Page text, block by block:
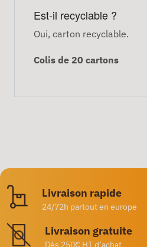
Est-il recyclable ?
Oui, carton recyclable.
Colis de 20 cartons
Livraison rapide
24/72h partout en europe
Livraison gratuite
Dès 250€ HT d’achat